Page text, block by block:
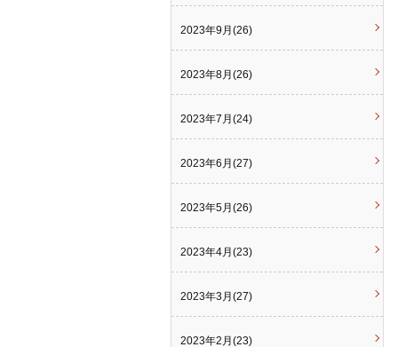
2023年9月(26)
2023年8月(26)
2023年7月(24)
2023年6月(27)
2023年5月(26)
2023年4月(23)
2023年3月(27)
2023年2月(23)